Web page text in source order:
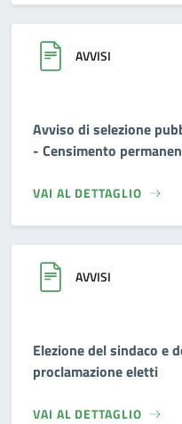
AVVISI
Avviso di selezione
- Censimento
VAI AL DETTAGLIO
AVVISI
Elezione del sindaco e
proclamazione eletti
VAI AL DETTAGLIO